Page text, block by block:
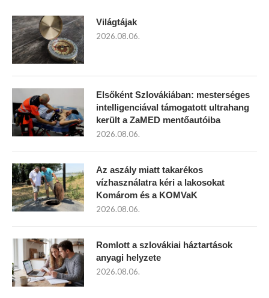
Világtájak
2026.08.06.
Elsőként Szlovákiában: mesterséges
intelligenciával támogatott ultrahang
került a ZaMED mentőautóiba
2026.08.06.
Az aszály miatt takarékos
vízhasználatra kéri a lakosokat
Komárom és a KOMVaK
2026.08.06.
Romlott a szlovákiai háztartások
anyagi helyzete
2026.08.06.